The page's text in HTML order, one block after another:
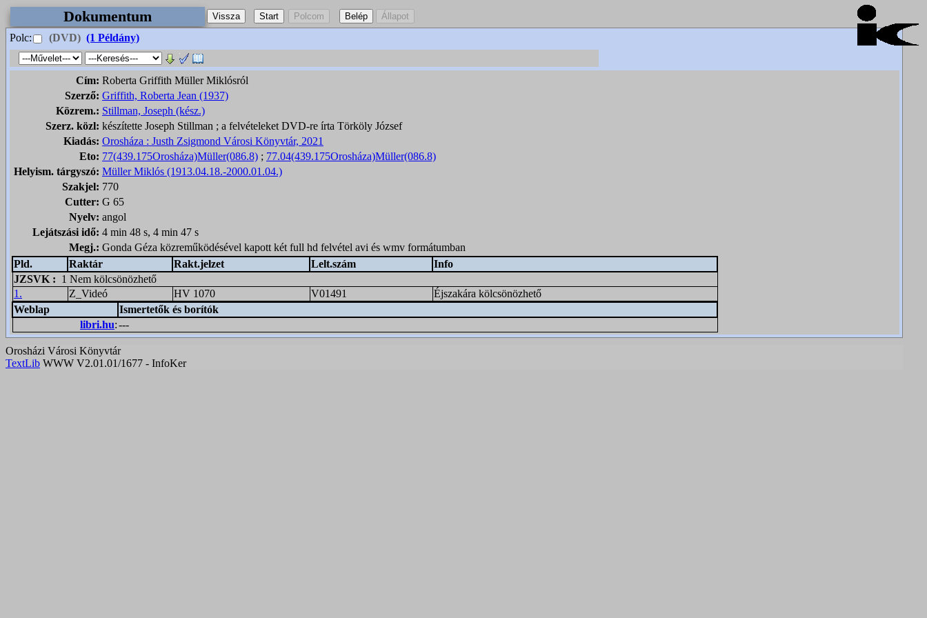
Dokumentum
Polc: (DVD) (1 Példány)
Cím: Roberta Griffith Müller Miklósról
Szerző: Griffith, Roberta Jean (1937)
Közrem.: Stillman, Joseph (kész.)
Szerz. közl: készítette Joseph Stillman ; a felvételeket DVD-re írta Törköly József
Kiadás: Orosháza : Justh Zsigmond Városi Könyvtár, 2021
Eto: 77(439.175Orosháza)Müller(086.8) ; 77.04(439.175Orosháza)Müller(086.8)
Helyism. tárgyszó: Müller Miklós (1913.04.18.-2000.01.04.)
Szakjel: 770
Cutter: G 65
Nyelv: angol
Lejátszási idő: 4 min 48 s, 4 min 47 s
Megj.: Gonda Géza közreműködésével kapott két full hd felvétel avi és wmv formátumban
Pld.
Raktár Rakt.jelzet Lelt.szám
Info
JZSVK : 1 Nem kölcsönözhető
1.
Z_Videó HV 1070 V01491
Éjszakára kölcsönözhető
Weblap
Ismertetők és borítók
libri.hu:---
Orosházi Városi Könyvtár
TextLib WWW V2.01.01/1677 - InfoKer